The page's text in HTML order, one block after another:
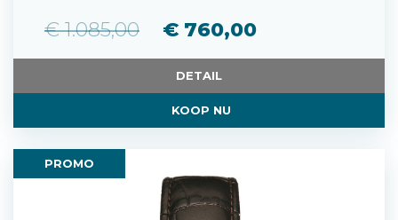
€ 1.085,00 € 760,00
DETAIL
KOOP NU
PROMO